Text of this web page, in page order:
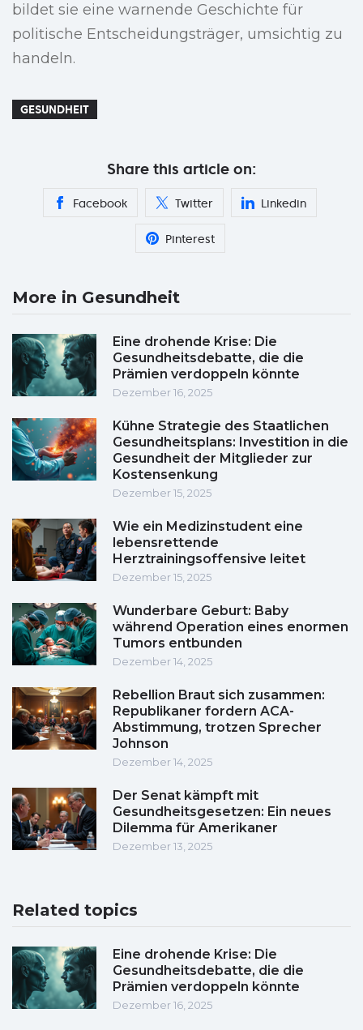
bildet sie eine warnende Geschichte für
politische Entscheidungsträger, umsichtig zu
handeln.
GESUNDHEIT
Share this article on:
Facebook Twitter Linkedin
Pinterest
More in Gesundheit
Eine drohende Krise: Die
Gesundheitsdebatte, die die
Prämien verdoppeln könnte
Dezember 16, 2025
Kühne Strategie des Staatlichen
Gesundheitsplans: Investition in die
Gesundheit der Mitglieder zur
Kostensenkung
Dezember 15, 2025
Wie ein Medizinstudent eine
lebensrettende
Herztrainingsoffensive leitet
Dezember 15, 2025
Wunderbare Geburt: Baby
während Operation eines enormen
Tumors entbunden
Dezember 14, 2025
Rebellion Braut sich zusammen:
Republikaner fordern ACA-
Abstimmung, trotzen Sprecher
Johnson
Dezember 14, 2025
Der Senat kämpft mit
Gesundheitsgesetzen: Ein neues
Dilemma für Amerikaner
Dezember 13, 2025
Related topics
Eine drohende Krise: Die
Gesundheitsdebatte, die die
Prämien verdoppeln könnte
Dezember 16, 2025